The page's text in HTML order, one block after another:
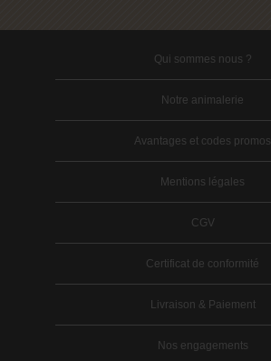
Qui sommes nous ?
Notre animalerie
Avantages et codes promos
Mentions légales
CGV
Certificat de conformité
Livraison & Paiement
Nos engagements